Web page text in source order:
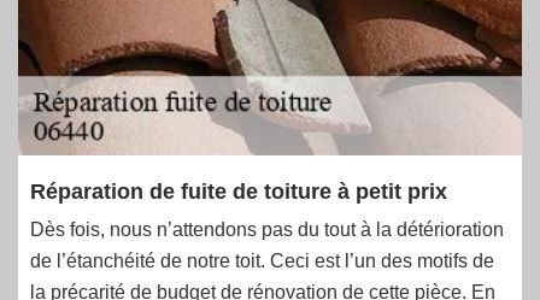
Réparation de fuite de toiture à petit prix
Dès fois, nous n’attendons pas du tout à la détérioration
de l’étanchéité de notre toit. Ceci est l’un des motifs de
la précarité de budget de rénovation de cette pièce. En